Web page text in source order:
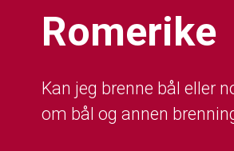
Romerike
Kan jeg brenne bål eller
om bål og annen